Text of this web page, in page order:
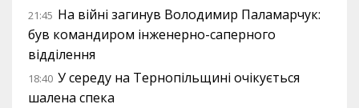
21:45 На війні загинув Володимир Паламарчук:
був командиром інженерно-саперного
відділення
18:40 У середу на Тернопільщині очікується
шалена спека